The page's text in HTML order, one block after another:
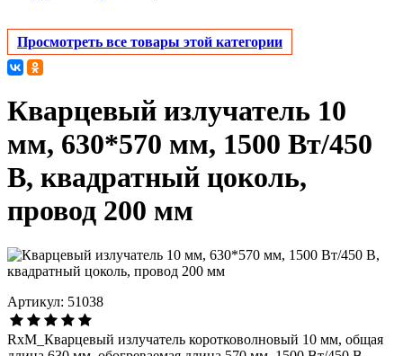
Просмотреть все товары этой категории
Кварцевый излучатель 10
мм, 630*570 мм, 1500 Вт/450
В, квадратный цоколь,
провод 200 мм
Артикул: 51038
RxM_Кварцевый излучатель коротковолновый 10 мм, общая